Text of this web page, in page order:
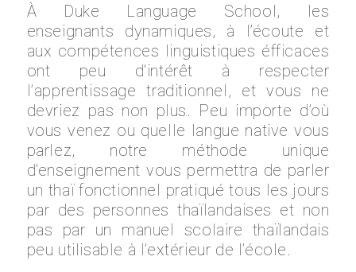
À Duke Language School, les
enseignants dynamiques, à l’écoute et
aux compétences linguistiques éfficaces
ont peu d’intérêt à respecter
l’apprentissage traditionnel, et vous ne
devriez pas non plus. Peu importe d’où
vous venez ou quelle langue native vous
parlez, notre méthode unique
d’enseignement vous permettra de parler
un thaï fonctionnel pratiqué tous les jours
par des personnes thaïlandaises et non
pas par un manuel scolaire thaïlandais
peu utilisable à l’extérieur de l’école.